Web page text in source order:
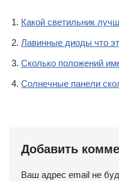
Какой светильник
Лавинные диоды что
Сколько положений
Солнечные панели
Добавить
Ваш адрес email не